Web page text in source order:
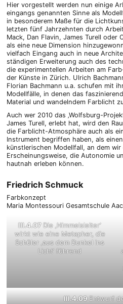
Hier vorgestellt werden nun einige
eingangs genannten Sinne als
in besonderem Maße für die
letzten fünf Jahrzehnten durch
Mack, Dan Flavin, James Turell oder
als eine neue Dimension
vielfach Eingang auch in neue
ständigen Erweiterung auch des
die experimentellen Arbeiten am
der Künste in Zürich. Ulrich
Florian Bachmann u.a. schufen mit
Modellfälle, in denen das
Material und wandelndem Farblicht
Auch wer 2010 das ‚Wolfsburg-
James Turell, erlebt hat, wird den
die Farblicht-Atmosphäre auch als
Instrument begriffen haben, als
künstlerischen Modellfall, an dem
Erscheinungsweise, die Autonomie
hautnah erleben können.
Friedrich Schmuck
Farbkonzept
Maria Montessouri Gesamtschule
III.4.07Die ‚Himmelsleiter‘
wirkt wie eine Metapher, die
Schüler ‚aus dem Dunkel ins
Licht‘ führend
III.4.09Entwurf